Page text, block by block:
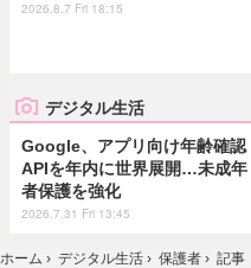
2026.8.7 Fri 18:15
デジタル生活
Google、アプリ向け年齢確認
APIを年内に世界展開…未成年
者保護を強化
2026.7.31 Fri 13:45
ホーム › デジタル生活 › 保護者 › 記事